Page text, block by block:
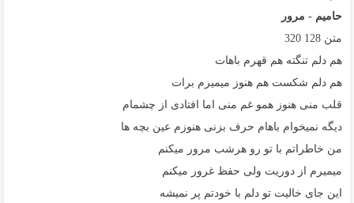
حامیم - مرور
متن 128
320
هم دلم تنگته هم قهرم باهات
هم دلم شکست هم هنوز میمیرم برات
قلب منی هنوز همو غم منی اما افتادی از چشمام
دیگه نمیخوام باهام حرف بزنی هنوزم عین بچه ها
من خاطراتم با تو رو هرشب مرور میکنم
میمیرم از دوریت ولی حفظ غرور میکنم
این جای خالیت تو دلم با خودتم پر نمیشه